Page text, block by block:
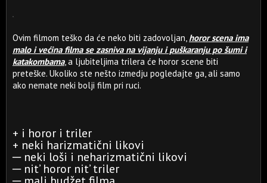
Ovim filmom teško da će neko biti zadovoljan, horor scena ima
malo i većina filma se zasniva na vijanju i puškaranju po šumi i
katakombama, a ljubiteljima trilera će horor scene biti
preteške. Ukoliko ste nešto izmedju pogledajte ga, ali samo
ako nemate neki bolji film pri ruci.
+ i horor i triler
+ neki harizmatični likovi
─ neki loši i neharizmatični likovi
─ nit’ horor nit’ triler